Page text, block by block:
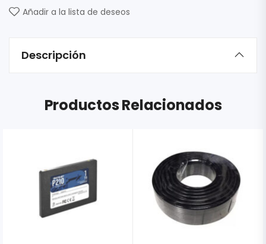
Añadir a la lista de deseos
Descripción
Productos Relacionados